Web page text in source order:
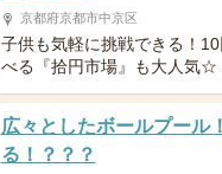
京都府京都市中京区
子供も気軽に挑戦できる！
べる『拾円市場』も大人気☆
広々としたボールプール
る！？？？